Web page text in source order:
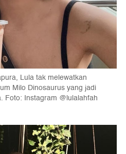
Lula tak melewatkan
Milo Dinosaurus yang jadi
Foto: Instagram @lulalahfah